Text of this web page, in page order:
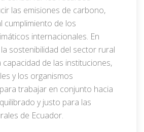
las emisiones de carbono,
cumplimiento de los
internacionales. En
sostenibilidad del sector rural
de las instituciones,
y los organismos
trabajar en conjunto hacia
y justo para las
de Ecuador.